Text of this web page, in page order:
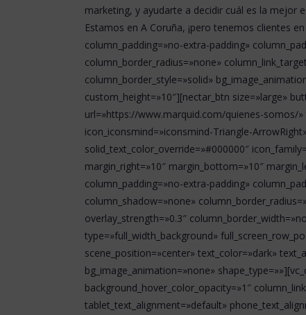
marketing, y ayudarte a decidir cuál es la mejor
Estamos en A Coruña, ¡pero tenemos clientes
column_padding=»no-extra-padding»
column_border_radius=»none»
column_border_style=»solid»
custom_height=»10″][nectar_btn size=»large»
url=»https://www.marquid.com/quienes-somos/
icon_iconsmind=»iconsmind-Triangle-
solid_text_color_override=»#000000″
margin_right=»10″ margin_bottom=»10″
column_padding=»no-extra-padding»
column_shadow=»none»
overlay_strength=»0.3″
type=»full_width_background»
scene_position=»center» text_color=»dark»
bg_image_animation=»none»
background_hover_color_opacity=»1″
tablet_text_alignment=»default»